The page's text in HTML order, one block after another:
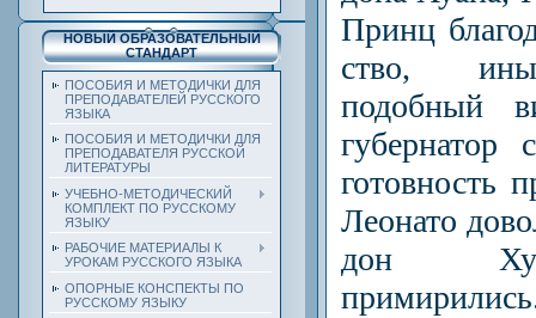
НОВЫЙ ОБРАЗОВАТЕЛЬНЫЙ
СТАНДАРТ
ПОСОБИЯ И МЕТОДИЧКИ ДЛЯ
ПРЕПОДАВАТЕЛЕЙ РУССКОГО
ЯЗЫКА
ПОСОБИЯ И МЕТОДИЧКИ ДЛЯ
ПРЕПОДАВАТЕЛЯ РУССКОЙ
ЛИТЕРАТУРЫ
УЧЕБНО-МЕТОДИЧЕСКИЙ
КОМПЛЕКТ ПО РУССКОМУ
ЯЗЫКУ
РАБОЧИЕ МАТЕРИАЛЫ К
УРОКАМ РУССКОГО ЯЗЫКА
ОПОРНЫЕ КОНСПЕКТЫ ПО
РУССКОМУ ЯЗЫКУ
Принц
ство,
подобный
губернатор
готовность
Леонато
дон